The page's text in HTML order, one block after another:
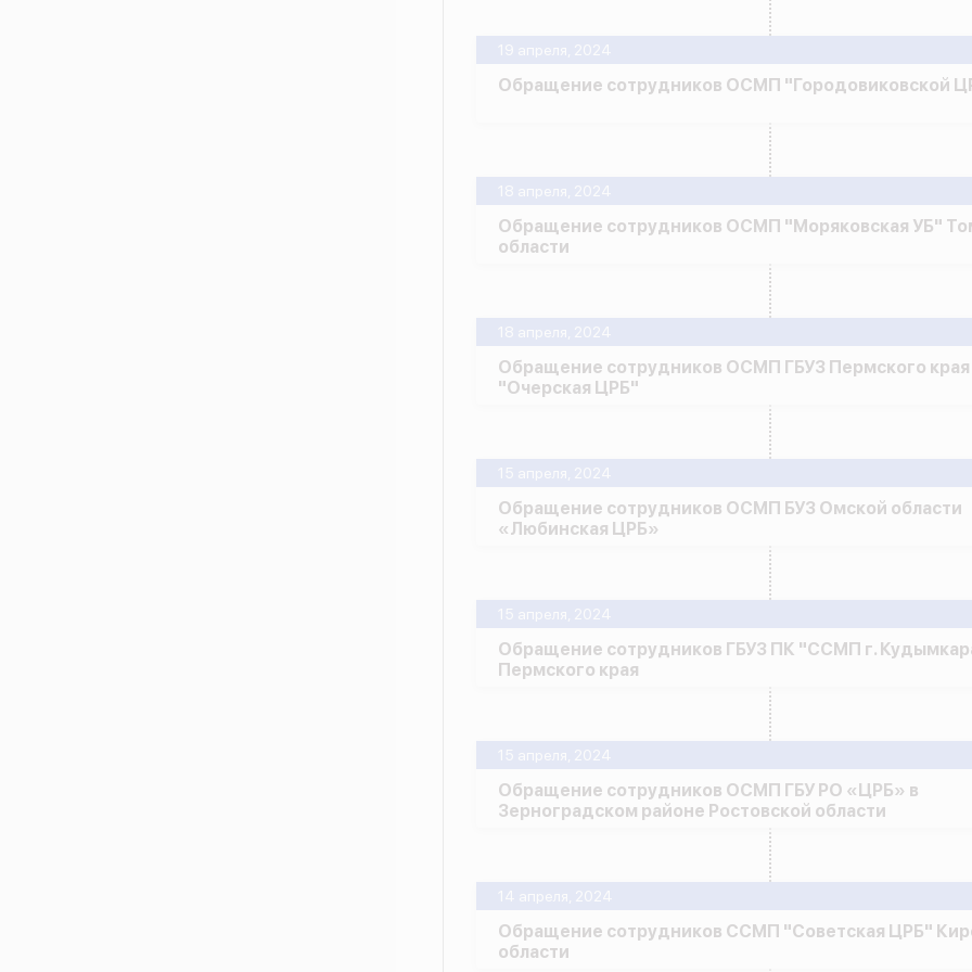
14 апреля, 2024
Обращение сотрудников ССМП "Советская ЦРБ"
области
15 апреля, 2024
Обращение сотрудников ОСМП ГБУ РО «ЦРБ» в
Зерноградском районе Ростовской области
15 апреля, 2024
Обращение сотрудников ГБУЗ ПК "ССМП г.
Пермского края
15 апреля, 2024
Обращение сотрудников ОСМП БУЗ Омской области
«Любинская ЦРБ»
18 апреля, 2024
Обращение сотрудников ОСМП ГБУЗ Пермского края
"Очерская ЦРБ"
18 апреля, 2024
Обращение сотрудников ОСМП "Моряковская УБ"
области
19 апреля, 2024
Обращение сотрудников ОСМП "Городовиковской